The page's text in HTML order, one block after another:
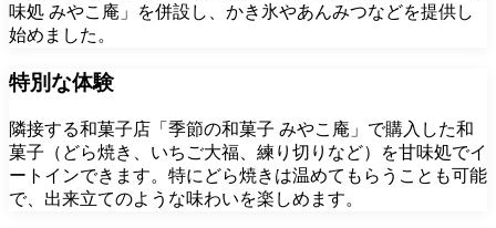
味処 みやこ庵」を併設し、かき氷やあんみつなどを提供し
始めました。
特別な体験
隣接する和菓子店「季節の和菓子 みやこ庵」で購入した和
菓子（どら焼き、いちご大福、練り切りなど）を甘味処でイ
ートインできます。特にどら焼きは温めてもらうことも可能
で、出来立てのような味わいを楽しめます。